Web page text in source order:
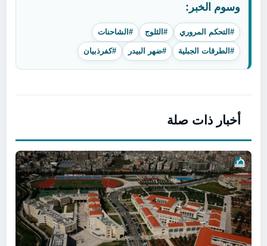
وسوم الخبر:
#التحكم المروري #الثلوج #الشاحنات
#الطرقات الجبلية #ضهر البيدر #كفرذبيان
أخبار ذات صلة